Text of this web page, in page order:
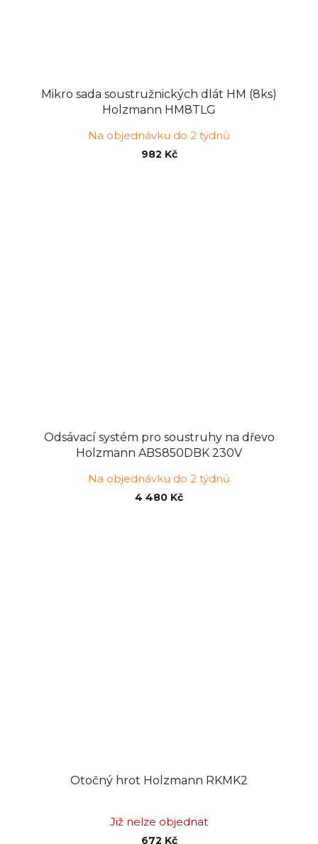
Mikro sada soustružnických dlát HM (8ks)
Holzmann HM8TLG
Na objednávku do 2 týdnů
982 Kč
Odsávací systém pro soustruhy na dřevo
Holzmann ABS850DBK 230V
Na objednávku do 2 týdnů
4 480 Kč
Otočný hrot Holzmann RKMK2
Již nelze objednat
672 Kč